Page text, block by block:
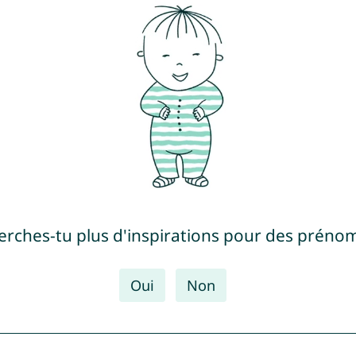
tu plus d'inspirations pour des
Oui Non